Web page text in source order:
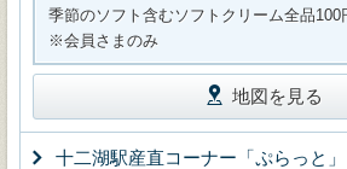
季節のソフト含むソフトクリーム全品100
※会員さまのみ
地図を見る
十二湖駅産直コーナー「ぷらっと」